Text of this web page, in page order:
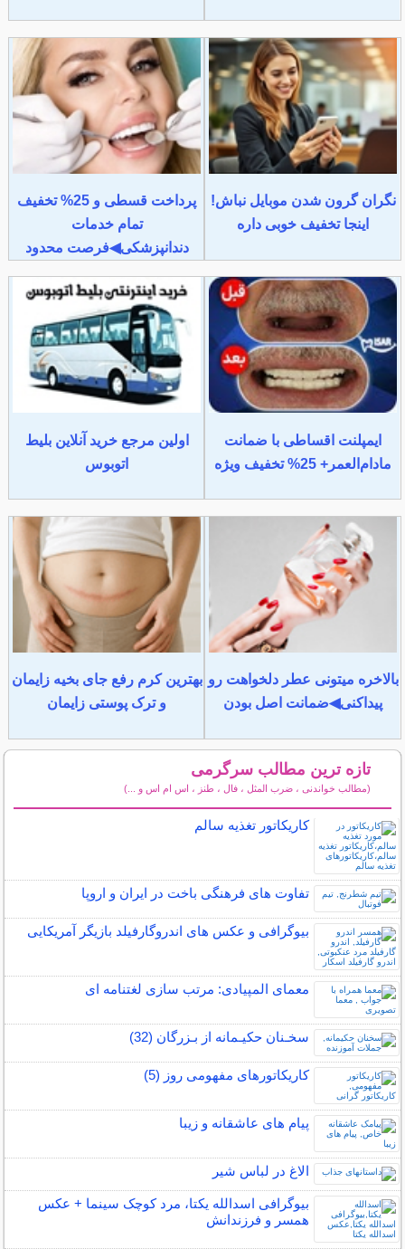
نگران گرون شدن موبایل نباش!
اینجا تخفیف خوبی داره
پرداخت قسطی و 25% تخفیف
تمام خدمات
دندانپزشکی◀فرصت محدود
ایمپلنت اقساطی با ضمانت
مادام‌العمر+ 25% تخفیف ویژه
اولین مرجع خرید آنلاین بلیط
اتوبوس
بالاخره میتونی عطر دلخواهت رو
پیداکنی◀ضمانت اصل بودن
بهترین کرم رفع جای بخیه زایمان
و ترک پوستی زایمان
تازه ترین مطالب سرگرمی
(مطالب خواندنی ، ضرب المثل ، فال ، طنز ، اس ام اس و ...)
کاریکاتور تغذیه سالم
تفاوت های فرهنگی باخت در ایران و اروپا
بیوگرافی و عکس های اندروگارفیلد بازیگر آمریکایی
معمای المپیادی: مرتب سازی لغتنامه ای
سخـنان حکیـمانه از بـزرگان (32)
کاریکاتورهای مفهومی روز (5)
پیام های عاشقانه و زیبا
الاغ در لباس شیر
بیوگرافی اسدالله یکتا، مرد کوچک سینما + عکس
همسر و فرزندانش